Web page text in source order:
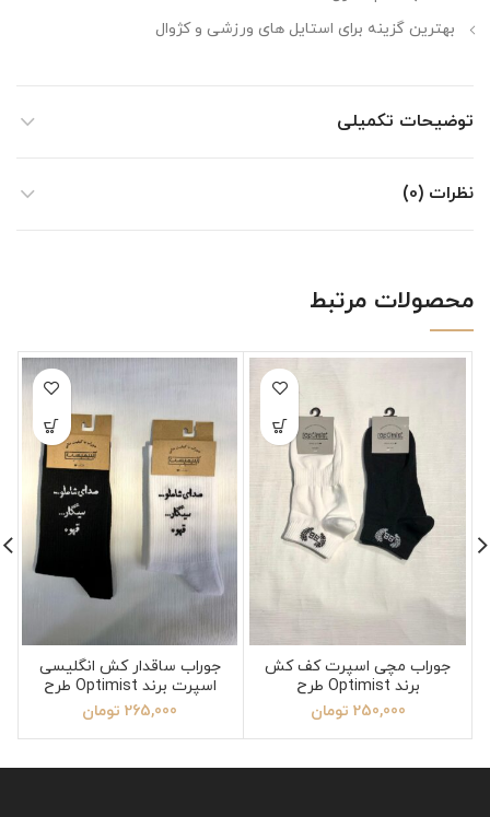
بهترین گزینه برای استایل های ورزشی و کژوال
توضیحات تکمیلی
نظرات (0)
محصولات مرتبط
جوراب مچی اسپرت کف کش
برند Optimist طرح
Balenciaga
250,000 تومان
جوراب ساقدار کش انگلیسی
اسپرت برند Optimist طرح
تکست فارسی شاملو
265,000 تومان